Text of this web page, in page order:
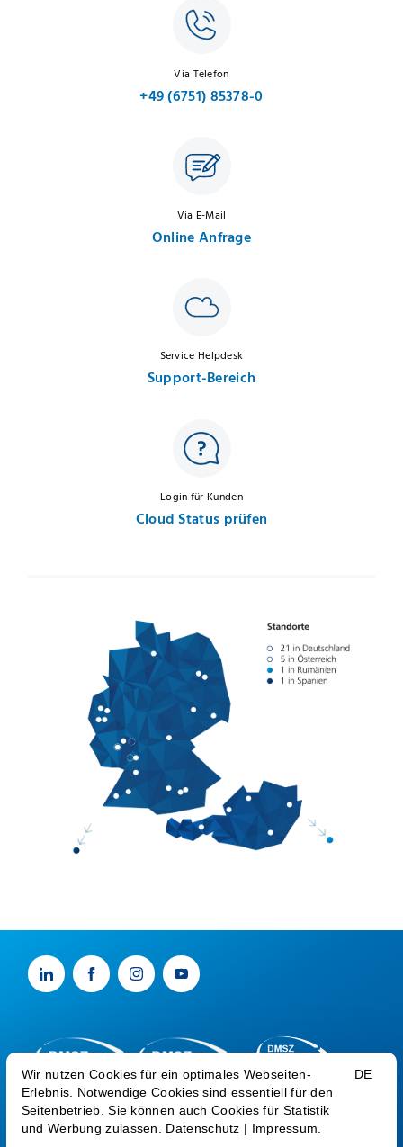
Via Telefon
+49 (6751) 85378-0
Via E-Mail
Online Anfrage
Service Helpdesk
Support-Bereich
Login für Kunden
Cloud Status prüfen